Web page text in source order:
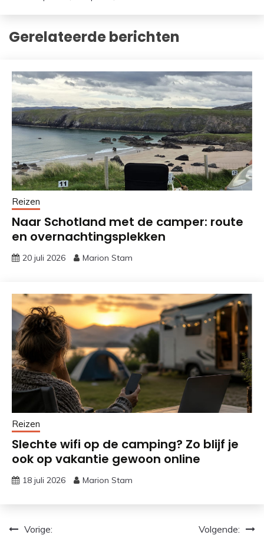
Gerelateerde berichten
Reizen
Naar Schotland met de camper: route
en overnachtingsplekken
20 juli 2026 Marion Stam
Reizen
Slechte wifi op de camping? Zo blijf je
ook op vakantie gewoon online
18 juli 2026 Marion Stam
Vorige:
Volgende: